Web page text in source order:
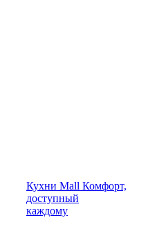
Кухни Mall Комфорт,
доступный
каждому